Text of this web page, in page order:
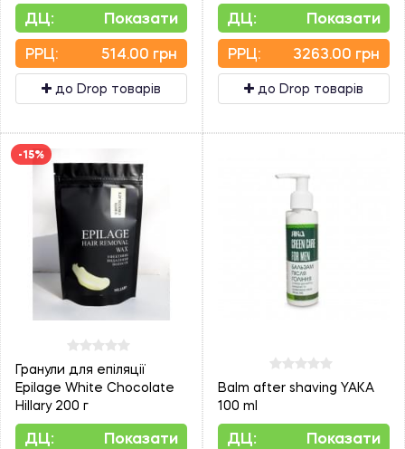
ДЦ: Показати
PPЦ: 514.00 грн
до Drop товарів
ДЦ: Показати
PPЦ: 3263.00 грн
до Drop товарів
-15%
Гранули для епіляції
Epilage White Chocolate
Hillary 200 г
ДЦ: Показати
Balm after shaving YAKA
100 ml
ДЦ: Показати